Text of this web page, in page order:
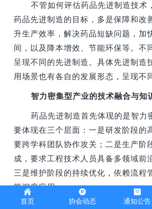
不管如何评估药品先进制造技术
药品先进制造的目标，多是保障和改
升生产效率，解决药品短缺问题，加
间，以及降本增效、节能环保等。不
呈现不同的先进制造。具体先进制造
用场景也有各自的发展形态，呈现不
智力密集型产业的技术融合与知
药品先进制造首先体现的是智力
要体现在三个层面：一是研发阶段的
要跨学科团队协作攻关；二是生产阶
成，要求工程技术人员具备多领域前
三是维护阶段的持续优化，依赖流程
等深度应用。
在智力密集型产业中，知识积累
首页 协会动态 通知公告